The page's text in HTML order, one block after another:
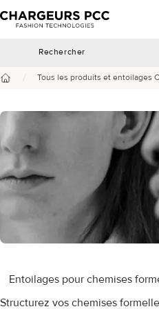
Chargeurs PCC
Rechercher
/ Tous les produits et entoilages
Entoilages pour chemises
Structurez vos chemises